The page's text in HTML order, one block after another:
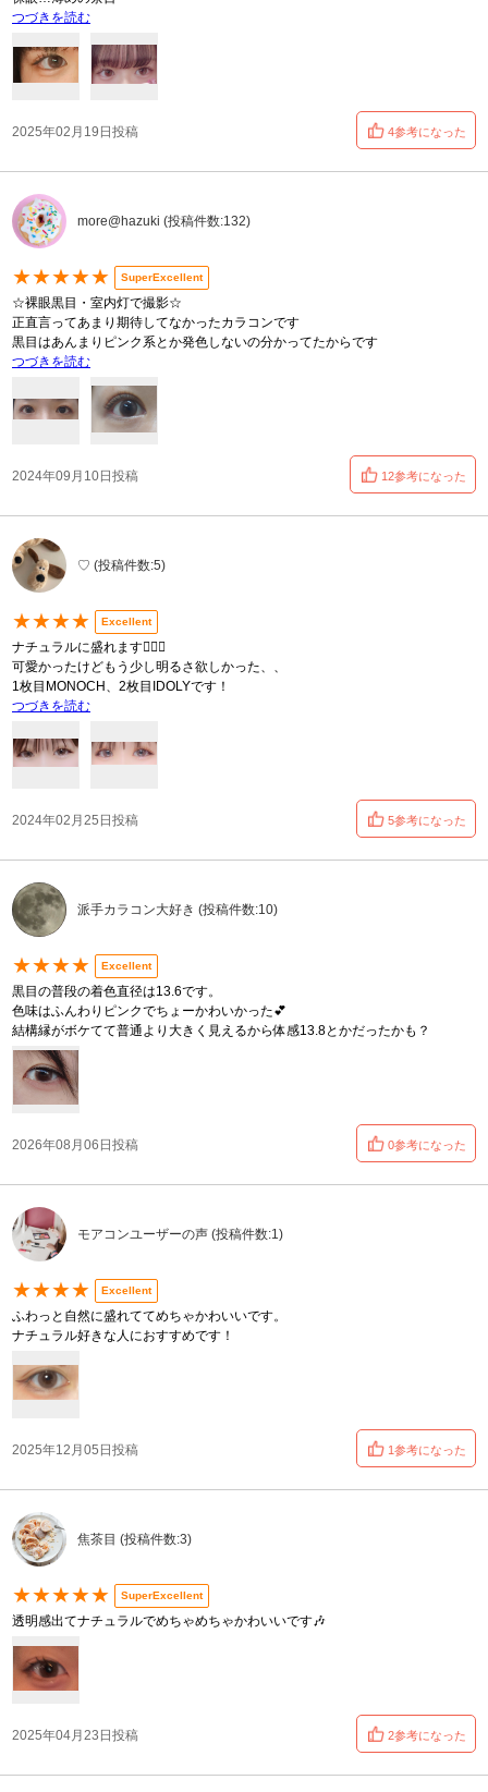
つづきを読む
2025年02月19日投稿 4参考になった
more@hazuki (投稿件数:132)
★★★★★ SuperExcellent
☆裸眼黒目・室内灯で撮影☆
正直言ってあまり期待してなかったカラコンです
黒目はあんまりピンク系とか発色しないの分かってたからです
つづきを読む
2024年09月10日投稿 12参考になった
♡ (投稿件数:5)
★★★★ Excellent
ナチュラルに盛れます👍🏻💞
可愛かったけどもう少し明るさ欲しかった、、
1枚目MONOCH、2枚目IDOLYです！
つづきを読む
2024年02月25日投稿 5参考になった
派手カラコン大好き (投稿件数:10)
★★★★ Excellent
黒目の普段の着色直径は13.6です。
色味はふんわりピンクでちょーかわいかった💕
結構縁がボケてて普通より大きく見えるから体感13.8とかだったかも？
2026年08月06日投稿 0参考になった
モアコンユーザーの声 (投稿件数:1)
★★★★ Excellent
ふわっと自然に盛れててめちゃかわいいです。
ナチュラル好きな人におすすめです！
2025年12月05日投稿 1参考になった
焦茶目 (投稿件数:3)
★★★★★ SuperExcellent
透明感出てナチュラルでめちゃめちゃかわいいです🎶
2025年04月23日投稿 2参考になった